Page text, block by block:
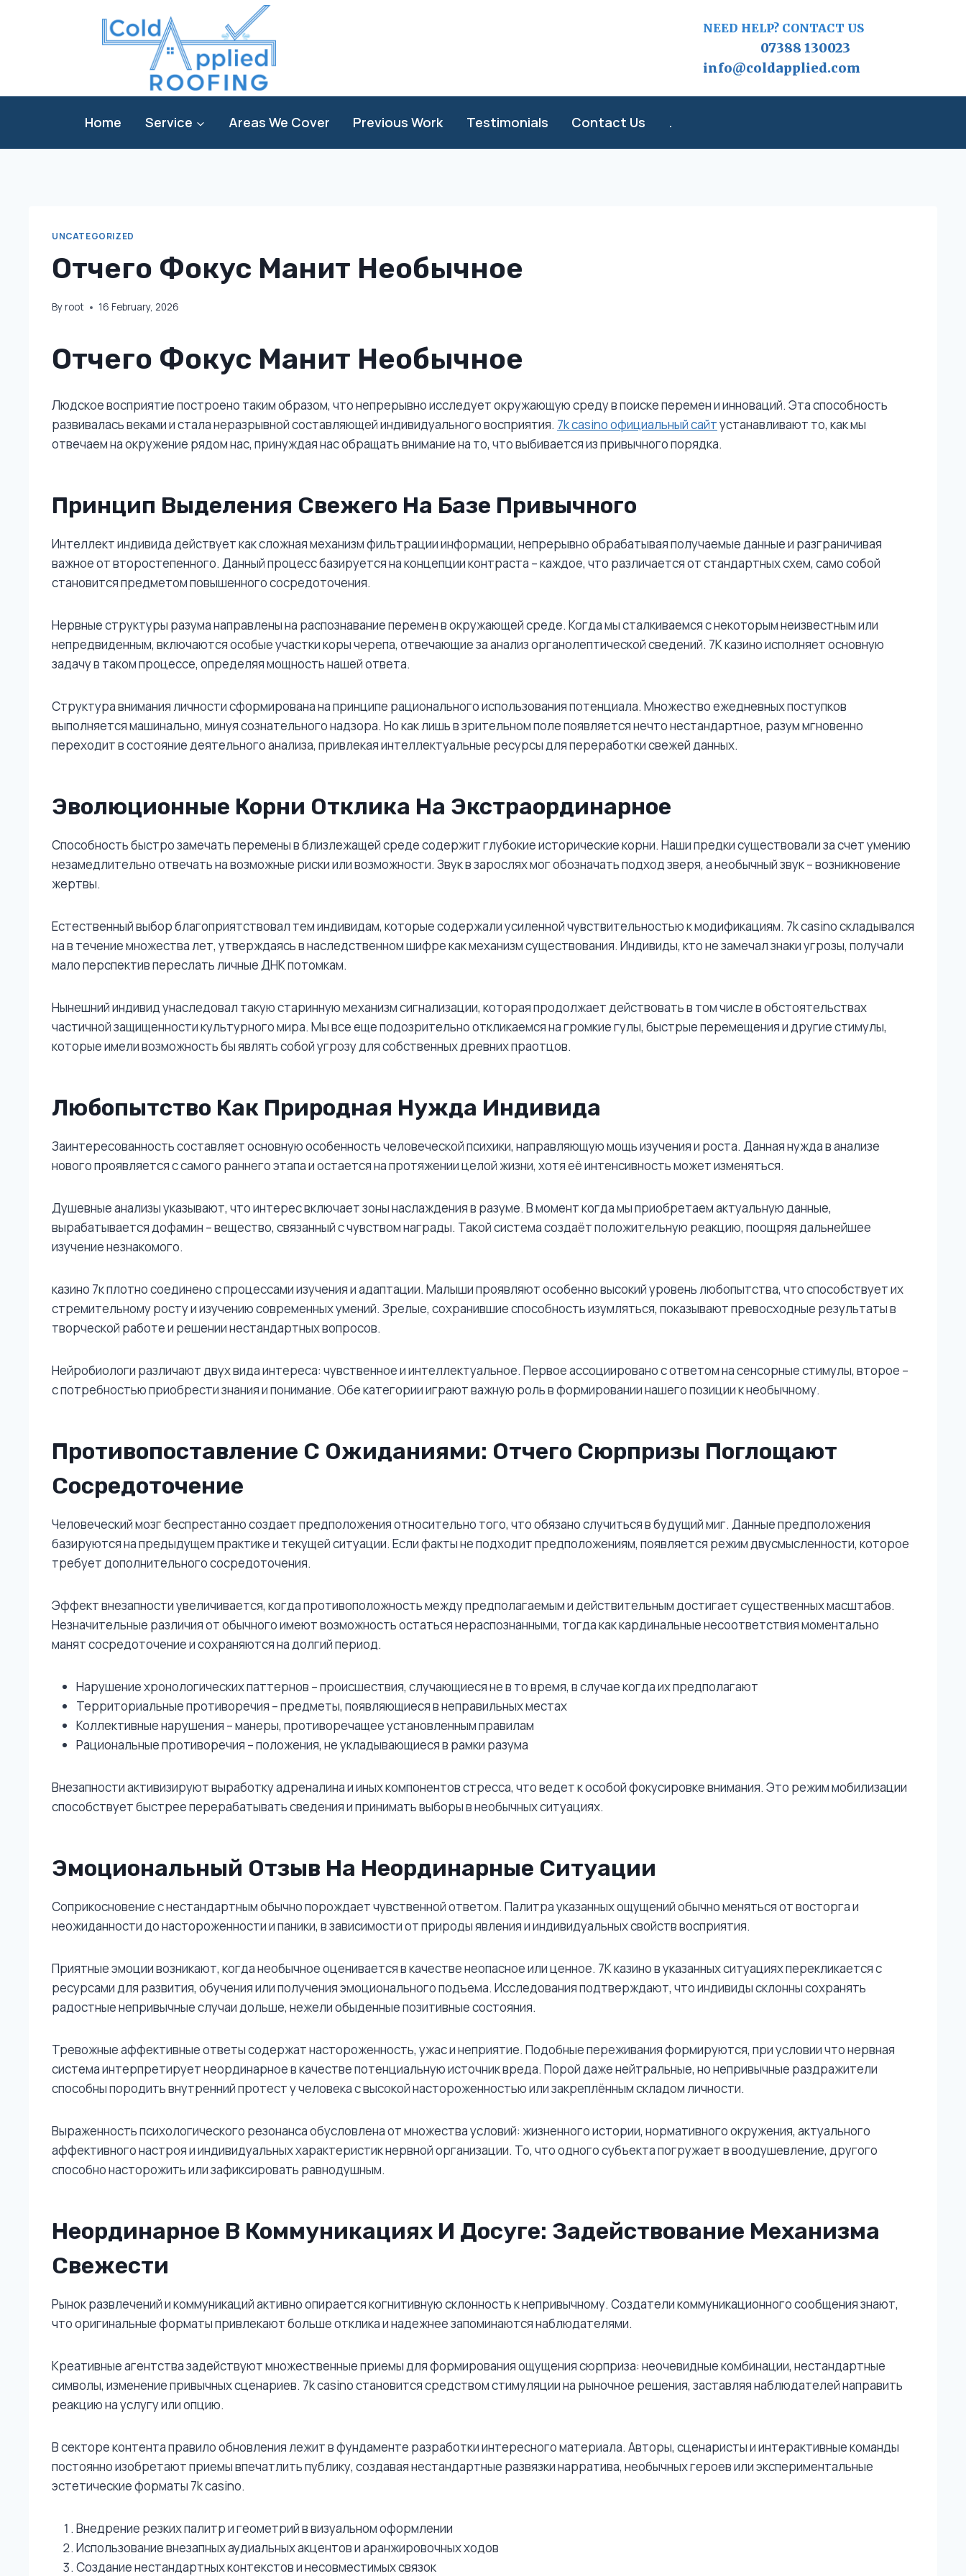
NEED HELP? CONTACT US
07388 130023
info@coldapplied.com
Home Service Areas We Cover Previous Work Testimonials Contact Us .
UNCATEGORIZED
Отчего Фокус Манит Необычное
Byroot 16 February, 2026
Отчего Фокус Манит Необычное
Людское восприятие построено таким образом, что непрерывно исследует окружающую среду в поиске перемен и инноваций. Эта способность
развивалась веками и стала неразрывной составляющей индивидуального восприятия. 7k casino официальный сайтустанавливают то, как мы
отвечаем на окружение рядом нас, принуждая нас обращать внимание на то, что выбивается из привычного порядка.
Принцип Выделения Свежего На Базе Привычного
Интеллект индивида действует как сложная механизм фильтрации информации, непрерывно обрабатывая получаемые данные и разграничивая
важное от второстепенного. Данный процесс базируется на концепции контраста – каждое, что различается от стандартных схем, само собой
становится предметом повышенного сосредоточения.
Нервные структуры разума направлены на распознавание перемен в окружающей среде. Когда мы сталкиваемся с некоторым неизвестным или
непредвиденным, включаются особые участки коры черепа, отвечающие за анализ органолептической сведений. 7К казино исполняет основную
задачу в таком процессе, определяя мощность нашей ответа.
Структура внимания личности сформирована на принципе рационального использования потенциала. Множество ежедневных поступков
выполняется машинально, минуя сознательного надзора. Но как лишь в зрительном поле появляется нечто нестандартное, разум мгновенно
переходит в состояние деятельного анализа, привлекая интеллектуальные ресурсы для переработки свежей данных.
Эволюционные Корни Отклика На Экстраординарное
Способность быстро замечать перемены в близлежащей среде содержит глубокие исторические корни. Наши предки существовали за счет умению
незамедлительно отвечать на возможные риски или возможности. Звук в зарослях мог обозначать подход зверя, а необычный звук – возникновение
жертвы.
Естественный выбор благоприятствовал тем индивидам, которые содержали усиленной чувствительностью к модификациям. 7k casino складывался
на в течение множества лет, утверждаясь в наследственном шифре как механизм существования. Индивиды, кто не замечал знаки угрозы, получали
мало перспектив переслать личные ДНК потомкам.
Нынешний индивид унаследовал такую старинную механизм сигнализации, которая продолжает действовать в том числе в обстоятельствах
частичной защищенности культурного мира. Мы все еще подозрительно откликаемся на громкие гулы, быстрые перемещения и другие стимулы,
которые имели возможность бы являть собой угрозу для собственных древних праотцов.
Любопытство Как Природная Нужда Индивида
Заинтересованность составляет основную особенность человеческой психики, направляющую мощь изучения и роста. Данная нужда в анализе
нового проявляется с самого раннего этапа и остается на протяжении целой жизни, хотя её интенсивность может изменяться.
Душевные анализы указывают, что интерес включает зоны наслаждения в разуме. В момент когда мы приобретаем актуальную данные,
вырабатывается дофамин – вещество, связанный с чувством награды. Такой система создаёт положительную реакцию, поощряя дальнейшее
изучение незнакомого.
казино 7к плотно соединено с процессами изучения и адаптации. Малыши проявляют особенно высокий уровень любопытства, что способствует их
стремительному росту и изучению современных умений. Зрелые, сохранившие способность изумляться, показывают превосходные результаты в
творческой работе и решении нестандартных вопросов.
Нейробиологи различают двух вида интереса: чувственное и интеллектуальное. Первое ассоциировано с ответом на сенсорные стимулы, второе –
с потребностью приобрести знания и понимание. Обе категории играют важную роль в формировании нашего позиции к необычному.
Противопоставление С Ожиданиями: Отчего Сюрпризы Поглощают
Сосредоточение
Человеческий мозг беспрестанно создает предположения относительно того, что обязано случиться в будущий миг. Данные предположения
базируются на предыдущем практике и текущей ситуации. Если факты не подходит предположениям, появляется режим двусмысленности, которое
требует дополнительного сосредоточения.
Эффект внезапности увеличивается, когда противоположность между предполагаемым и действительным достигает существенных масштабов.
Незначительные различия от обычного имеют возможность остаться нераспознанными, тогда как кардинальные несоответствия моментально
манят сосредоточение и сохраняются на долгий период.
Нарушение хронологических паттернов – происшествия, случающиеся не в то время, в случае когда их предполагают
Территориальные противоречия – предметы, появляющиеся в неправильных местах
Коллективные нарушения – манеры, противоречащее установленным правилам
Рациональные противоречия – положения, не укладывающиеся в рамки разума
Внезапности активизируют выработку адреналина и иных компонентов стресса, что ведет к особой фокусировке внимания. Это режим мобилизации
способствует быстрее перерабатывать сведения и принимать выборы в необычных ситуациях.
Эмоциональный Отзыв На Неординарные Ситуации
Соприкосновение с нестандартным обычно порождает чувственной ответом. Палитра указанных ощущений обычно меняться от восторга и
неожиданности до настороженности и паники, в зависимости от природы явления и индивидуальных свойств восприятия.
Приятные эмоции возникают, когда необычное оценивается в качестве неопасное или ценное. 7К казино в указанных ситуациях перекликается с
ресурсами для развития, обучения или получения эмоционального подъема. Исследования подтверждают, что индивиды склонны сохранять
радостные непривычные случаи дольше, нежели обыденные позитивные состояния.
Тревожные аффективные ответы содержат настороженность, ужас и неприятие. Подобные переживания формируются, при условии что нервная
система интерпретирует неординарное в качестве потенциальную источник вреда. Порой даже нейтральные, но непривычные раздражители
способны породить внутренний протест у человека с высокой настороженностью или закреплённым складом личности.
Выраженность психологического резонанса обусловлена от множества условий: жизненного истории, нормативного окружения, актуального
аффективного настроя и индивидуальных характеристик нервной организации. То, что одного субъекта погружает в воодушевление, другого
способно насторожить или зафиксировать равнодушным.
Неординарное В Коммуникациях И Досуге: Задействование Механизма
Свежести
Рынок развлечений и коммуникаций активно опирается когнитивную склонность к непривычному. Создатели коммуникационного сообщения знают,
что оригинальные форматы привлекают больше отклика и надежнее запоминаются наблюдателями.
Креативные агентства задействуют множественные приемы для формирования ощущения сюрприза: неочевидные комбинации, нестандартные
символы, изменение привычных сценариев. 7k casino становится средством стимуляции на рыночное решения, заставляя наблюдателей направить
реакцию на услугу или опцию.
В секторе контента правило обновления лежит в фундаменте разработки интересного материала. Авторы, сценаристы и интерактивные команды
постоянно изобретают приемы впечатлить публику, создавая нестандартные развязки нарратива, необычных героев или экспериментальные
эстетические форматы 7k casino.
Внедрение резких палитр и геометрий в визуальном оформлении
Использование внезапных аудиальных акцентов и аранжировочных ходов
Создание нестандартных контекстов и несовместимых связок